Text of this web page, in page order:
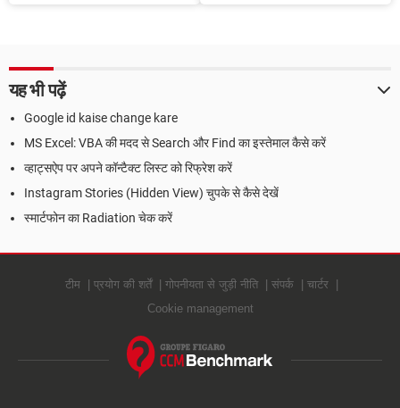
यह भी पढ़ें
Google id kaise change kare
MS Excel: VBA की मदद से Search और Find का इस्तेमाल कैसे करें
व्हाट्सऐप पर अपने कॉन्टैक्ट लिस्ट को रिफ्रेश करें
Instagram Stories (Hidden View) चुपके से कैसे देखें
स्मार्टफोन का Radiation चेक करें
टीम प्रयोग की शर्तें गोपनीयता से जुड़ी नीति संपर्क
चार्टर
Cookie management